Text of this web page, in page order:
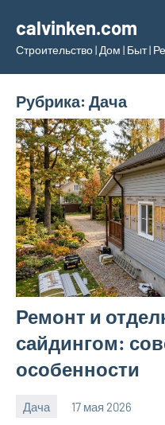
содержимому
calvinken.com
Строительство | Дом | Быт |
Рубрика: Дача
Ремонт и
сайдингом:
особенности
Дача 17 мая 2026
calvinken_co